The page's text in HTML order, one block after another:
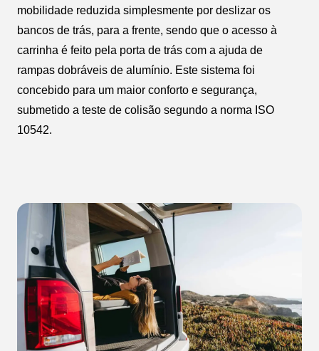
mobilidade reduzida simplesmente por deslizar os
bancos de trás, para a frente, sendo que o acesso à
carrinha é feito pela porta de trás com a ajuda de
rampas dobráveis de alumínio. Este sistema foi
concebido para um maior conforto e segurança,
submetido a teste de colisão segundo a norma ISO
10542.